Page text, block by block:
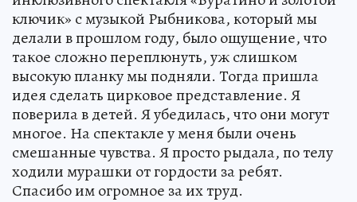
ключик» с музыкой Рыбникова, который мы
делали в прошлом году, было ощущение, что
такое сложно переплюнуть, уж слишком
высокую планку мы подняли. Тогда пришла
идея сделать цирковое представление. Я
поверила в детей. Я убедилась, что они могут
многое. На спектакле у меня были очень
смешанные чувства. Я просто рыдала, по телу
ходили мурашки от гордости за ребят.
Спасибо им огромное за их труд.